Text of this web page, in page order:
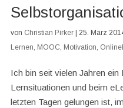
von Christian Pirker 25. März
Lernen, MOOC, Motivation,
Ich bin seit vielen Jahren
Lernsituationen und beim
letzten Tagen gelungen ist,